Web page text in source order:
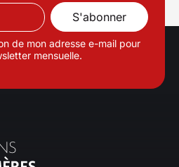
de mon adresse e-mail pour
mensuelle.